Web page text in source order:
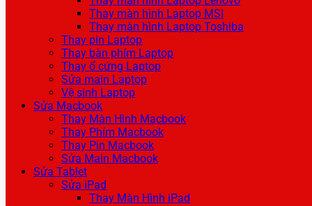
Thay màn hình Laptop MSI
Thay màn hình Laptop Toshiba
Thay pin Laptop
Thay bàn phím Laptop
Thay ổ cứng Laptop
Sửa main Laptop
Vệ sinh Laptop
Sửa Macbook
Thay Màn Hình Macbook
Thay Phím Macbook
Thay Pin Macbook
Sửa Main Macbook
Sửa Tablet
Sửa iPad
Thay Màn Hình iPad